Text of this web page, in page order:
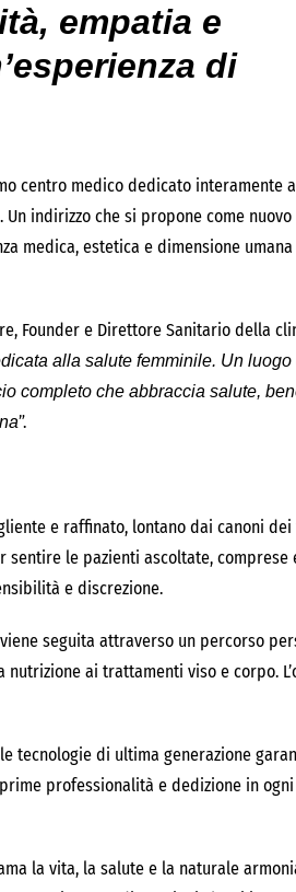
empatia e
di
centro medico dedicato interamente
indirizzo che si propone come
medica, estetica e dimensione umana
Founder e Direttore Sanitario della
alla salute femminile. Un
completo che abbraccia salute,
”.
e raffinato, lontano dai canoni
sentire le pazienti ascoltate, comprese
e discrezione.
seguita attraverso un percorso
ai trattamenti viso e corpo.
tecnologie di ultima generazione
professionalità e dedizione in
la vita, la salute e la naturale